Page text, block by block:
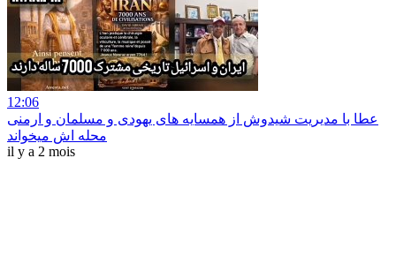
12:06
عطا با مدیریت شیدوش از همسایه های یهودی و مسلمان و ارمنی
محله اش میخواند
il y a 2 mois